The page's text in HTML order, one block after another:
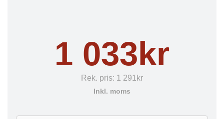
1 033kr
Rek. pris: 1 291kr
Inkl. moms